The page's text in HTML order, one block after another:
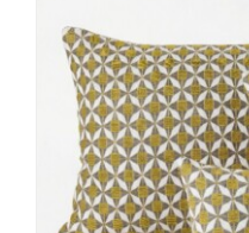
Die
Optionen
können
auf
der
Produktseite
gewählt